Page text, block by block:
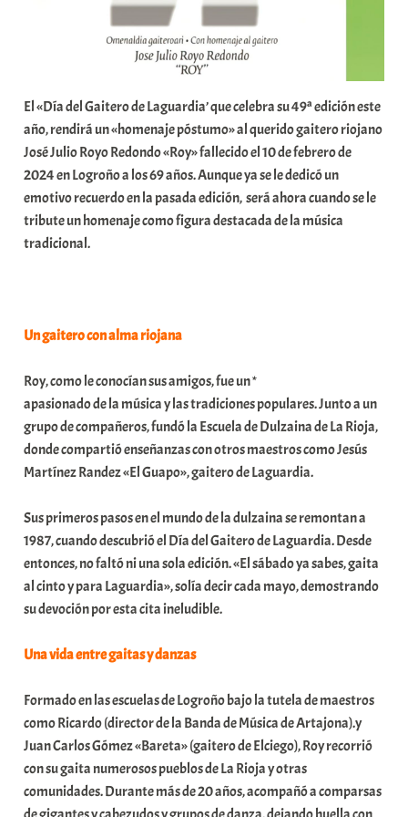
El «Día del Gaitero de Laguardia’ que celebra su 49ª edición este
año, rendirá un «homenaje póstumo» al querido gaitero riojano
José Julio Royo Redondo «Roy» fallecido el 10 de febrero de
2024 en Logroño a los 69 años. Aunque ya se le dedicó un
emotivo recuerdo en la pasada edición, será ahora cuando se le
tribute un homenaje como figura destacada de la música
tradicional.
Un gaitero con alma riojana
Roy, como le conocían sus amigos, fue un *
apasionado de la música y las tradiciones populares. Junto a un
grupo de compañeros, fundó la Escuela de Dulzaina de La Rioja,
donde compartió enseñanzas con otros maestros como Jesús
Martínez Randez «El Guapo», gaitero de Laguardia.
Sus primeros pasos en el mundo de la dulzaina se remontan a
1987, cuando descubrió el Día del Gaitero de Laguardia. Desde
entonces, no faltó ni una sola edición. «El sábado ya sabes, gaita
al cinto y para Laguardia», solía decir cada mayo, demostrando
su devoción por esta cita ineludible.
Una vida entre gaitas y danzas
Formado en las escuelas de Logroño bajo la tutela de maestros
como Ricardo (director de la Banda de Música de Artajona).y
Juan Carlos Gómez «Bareta» (gaitero de Elciego), Roy recorrió
con su gaita numerosos pueblos de La Rioja y otras
comunidades. Durante más de 20 años, acompañó a comparsas